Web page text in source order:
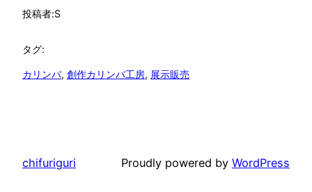
投稿者:S
タグ:
カリンバ, 創作カリンバ工房, 展示販売
chifuriguri Proudly powered by WordPress